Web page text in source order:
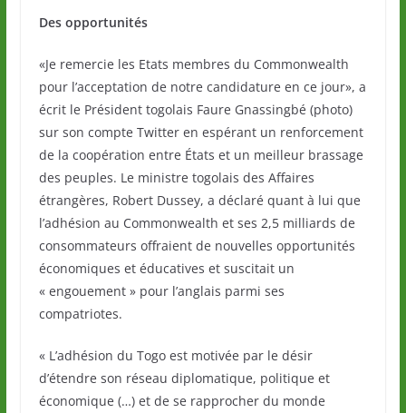
Des opportunités
«Je remercie les Etats membres du Commonwealth
pour l’acceptation de notre candidature en ce jour», a
écrit le Président togolais Faure Gnassingbé (photo)
sur son compte Twitter en espérant un renforcement
de la coopération entre États et un meilleur brassage
des peuples. Le ministre togolais des Affaires
étrangères, Robert Dussey, a déclaré quant à lui que
l’adhésion au Commonwealth et ses 2,5 milliards de
consommateurs offraient de nouvelles opportunités
économiques et éducatives et suscitait un
« engouement » pour l’anglais parmi ses
compatriotes.
« L’adhésion du Togo est motivée par le désir
d’étendre son réseau diplomatique, politique et
économique (…) et de se rapprocher du monde